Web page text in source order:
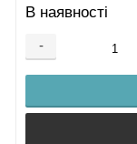
В наявності
-